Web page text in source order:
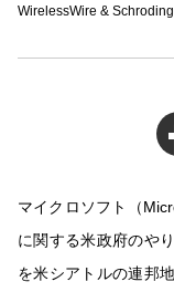
WirelessWire &
マイクロソフト（
に関する米政府のや
を米シアトルの連邦